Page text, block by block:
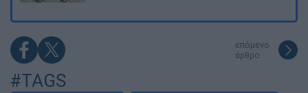
επόμενο
άρθρο
#TAGS